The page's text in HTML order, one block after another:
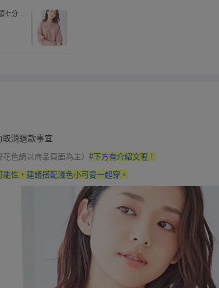
七分袖
消退款事宜
色請以商品頁面為主） #下方有介紹文喔！
性，建議搭配淺色小可愛一起穿。